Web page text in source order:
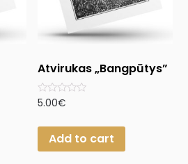
Atvirukas „Bangpūtys”
Rated
of
5.00€
Add to cart